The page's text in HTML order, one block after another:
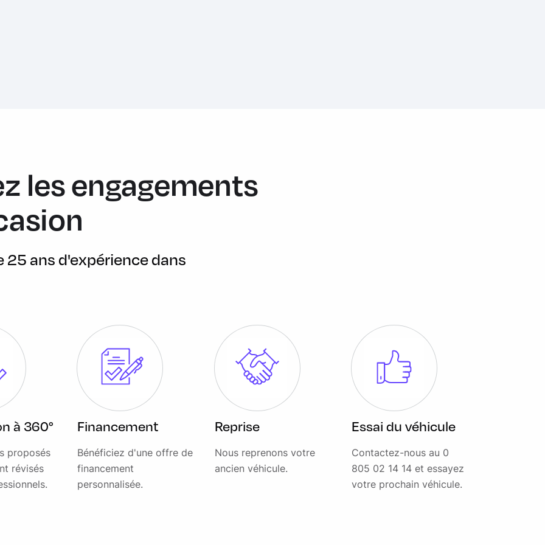
(Traffic Sign Recognition et
les engagements
25 ans d'expérience dans
à 360°
proposés
révisés
Financement
Bénéficiez d'une offre de
financement
personnalisée.
Reprise
Nous reprenons votre
ancien véhicule.
Essai du véhicule
Contactez-nous au 0
805 02 14 14 et essayez
votre prochain véhicule.